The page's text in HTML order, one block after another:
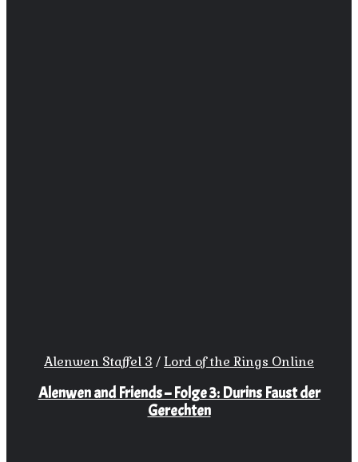
Alenwen Staffel 3 /Lord of the Rings Online
Alenwen and Friends – Folge 3: Durins Faust der
Gerechten